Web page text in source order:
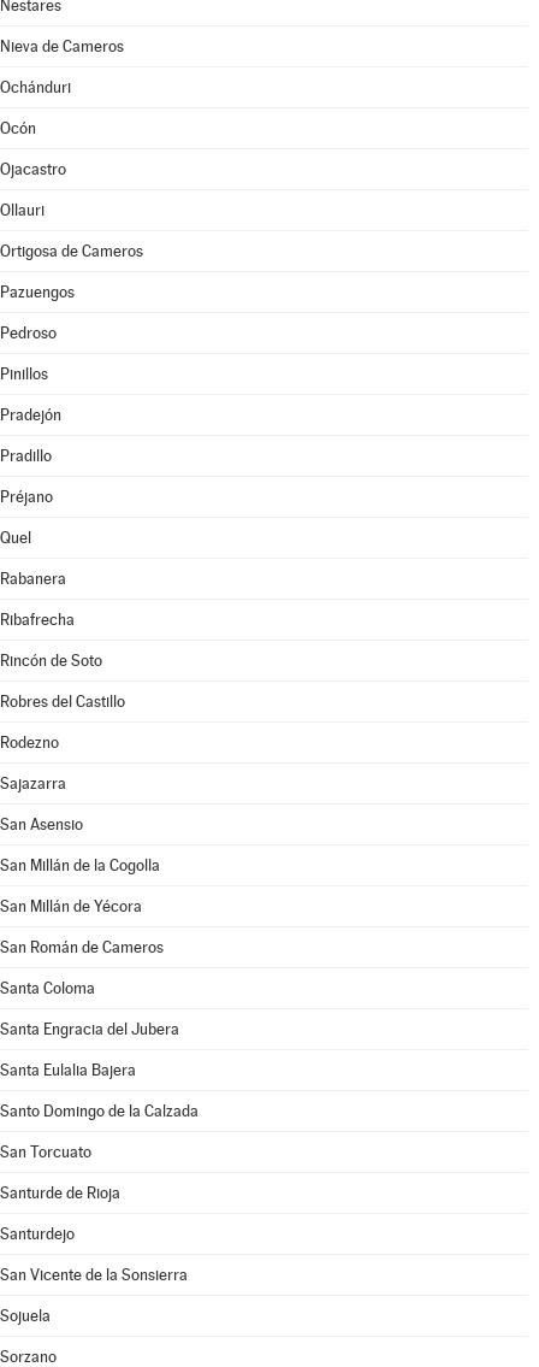
Nestares
Nieva de Cameros
Ochánduri
Ocón
Ojacastro
Ollauri
Ortigosa de Cameros
Pazuengos
Pedroso
Pinillos
Pradejón
Pradillo
Préjano
Quel
Rabanera
Ribafrecha
Rincón de Soto
Robres del Castillo
Rodezno
Sajazarra
San Asensio
San Millán de la Cogolla
San Millán de Yécora
San Román de Cameros
Santa Coloma
Santa Engracia del Jubera
Santa Eulalia Bajera
Santo Domingo de la Calzada
San Torcuato
Santurde de Rioja
Santurdejo
San Vicente de la Sonsierra
Sojuela
Sorzano